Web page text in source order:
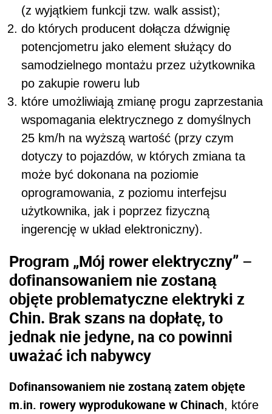
(z wyjątkiem funkcji tzw. walk assist);
do których producent dołącza dźwignię
potencjometru jako element służący do
samodzielnego montażu przez użytkownika
po zakupie roweru lub
które umożliwiają zmianę progu zaprzestania
wspomagania elektrycznego z domyślnych
25 km/h na wyższą wartość (przy czym
dotyczy to pojazdów, w których zmiana ta
może być dokonana na poziomie
oprogramowania, z poziomu interfejsu
użytkownika, jak i poprzez fizyczną
ingerencję w układ elektroniczny).
Program „Mój rower elektryczny” –
dofinansowaniem nie zostaną
objęte problematyczne elektryki z
Chin. Brak szans na dopłatę, to
jednak nie jedyne, na co powinni
uważać ich nabywcy
Dofinansowaniem nie zostaną zatem objęte
m.in. rowery wyprodukowane w Chinach, które